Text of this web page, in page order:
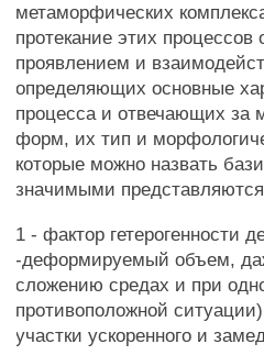
метаморфических
протекание этих
проявлением и
определяющих основные
процесса и отвечающих за
форм, их тип и
которые можно назвать
значимыми
1 - фактор гетерогенности
-деформируемый объем,
сложению средах и при
противоположной
участки ускоренного и